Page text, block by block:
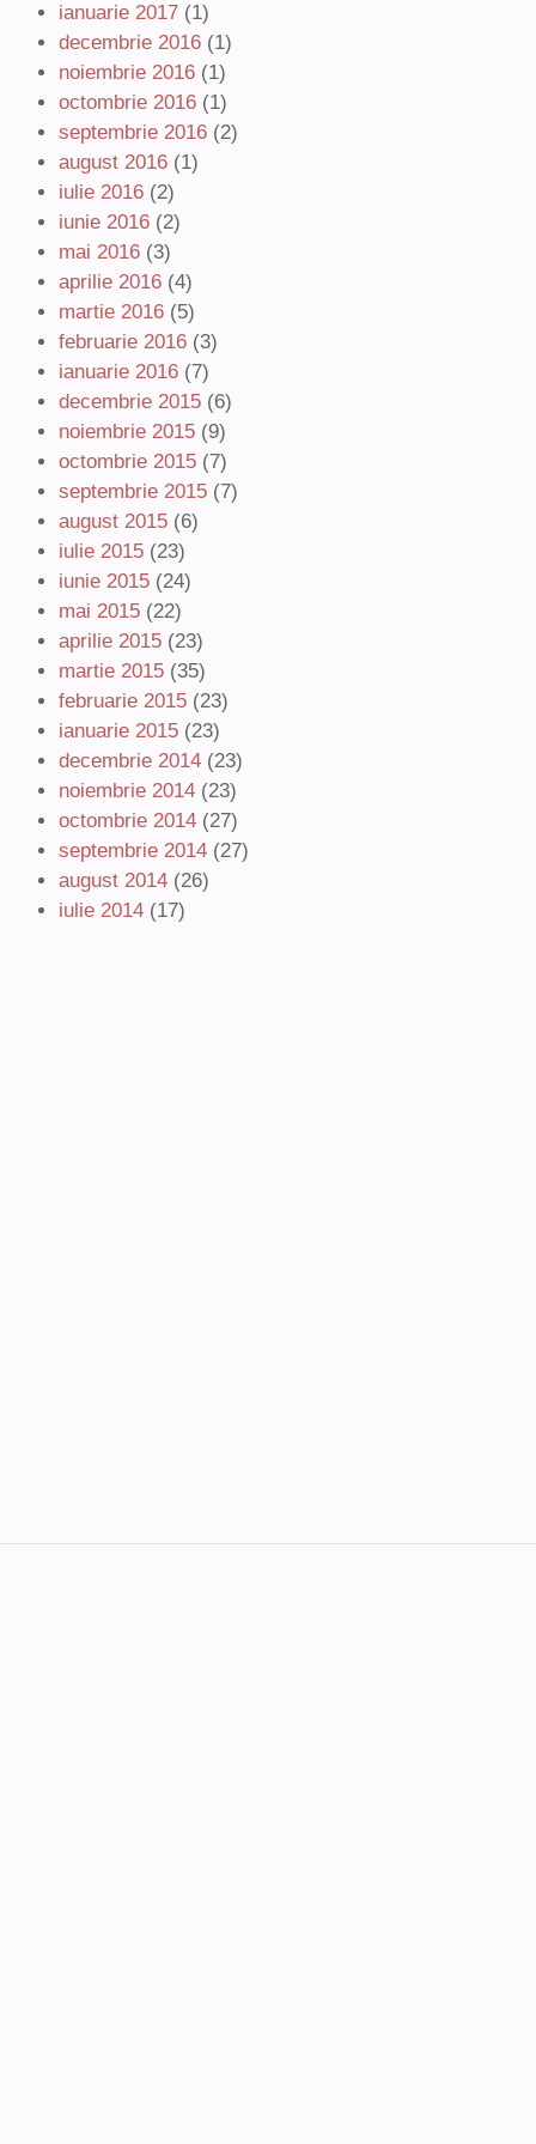
ianuarie 2017 (1)
decembrie 2016 (1)
noiembrie 2016 (1)
octombrie 2016 (1)
septembrie 2016 (2)
august 2016 (1)
iulie 2016 (2)
iunie 2016 (2)
mai 2016 (3)
aprilie 2016 (4)
martie 2016 (5)
februarie 2016 (3)
ianuarie 2016 (7)
decembrie 2015 (6)
noiembrie 2015 (9)
octombrie 2015 (7)
septembrie 2015 (7)
august 2015 (6)
iulie 2015 (23)
iunie 2015 (24)
mai 2015 (22)
aprilie 2015 (23)
martie 2015 (35)
februarie 2015 (23)
ianuarie 2015 (23)
decembrie 2014 (23)
noiembrie 2014 (23)
octombrie 2014 (27)
septembrie 2014 (27)
august 2014 (26)
iulie 2014 (17)